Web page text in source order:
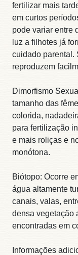
fertilizar mais
em curtos
pode variar entre
luz a filhotes já
cuidado parental.
reproduzem
Dimorfismo
tamanho das
colorida,
para fertilização
e mais roliças e
monótona.
Biótopo: Ocorre
água altamente
canais, valas,
densa vegetação
encontradas em
Informações